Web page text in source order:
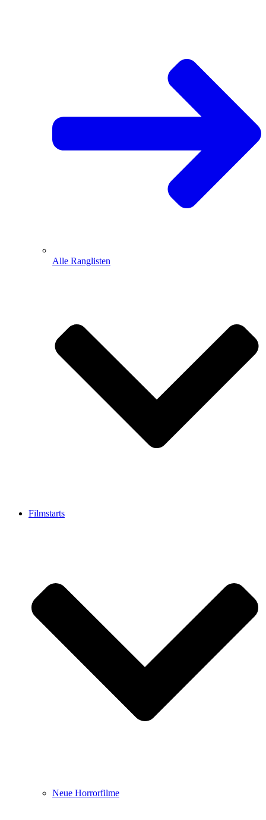
Alle Ranglisten
Filmstarts
Neue Horrorfilme